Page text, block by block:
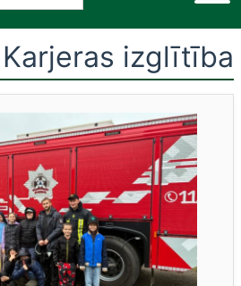
Karjeras izglītība